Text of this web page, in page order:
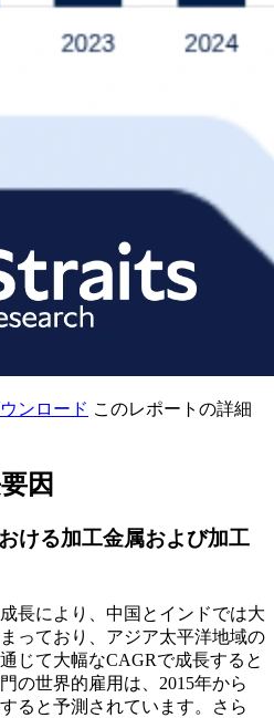
ンロード このレポートの詳細
因
ける加工金属および加工
長により、中国とインドでは大
っており、アジア太平洋地域の
じて大幅なCAGRで成長すると
の世界的雇用は、2015年から
ると予測されています。さら